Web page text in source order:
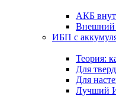
АКБ
Внешний
ИБП с
Теория:
Для
Для
Лучший